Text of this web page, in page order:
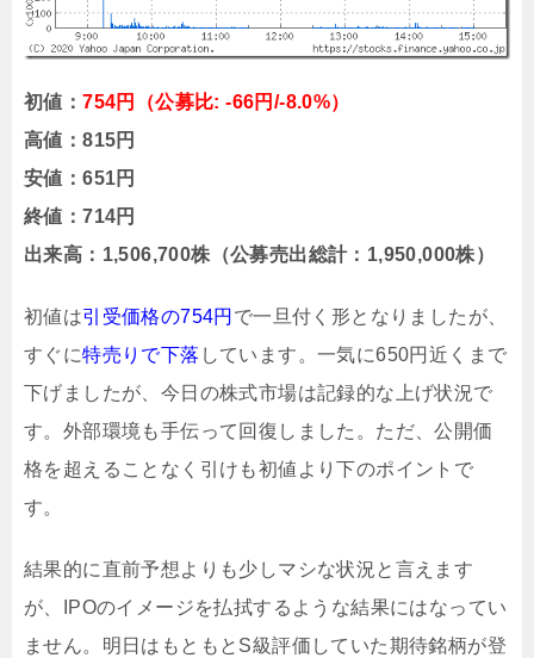
初値：754円（公募比: -66円/-8.0%）
高値：815円
安値：651円
終値：714円
出来高：1,506,700株（公募売出総計：1,950,000株）
初値は引受価格の754円 で一旦付く形となりましたが、
すぐに特売りで下落 しています。一気に650円近くまで
下げましたが、今日の株式市場は記録的な上げ状況で
す。外部環境も手伝って回復しました。ただ、公開価
格を超えることなく引けも初値より下のポイントで
す。
結果的に直前予想よりも少しマシな状況と言えます
が、IPOのイメージを払拭するような結果にはなってい
ません。明日はもともとS級評価していた期待銘柄が登